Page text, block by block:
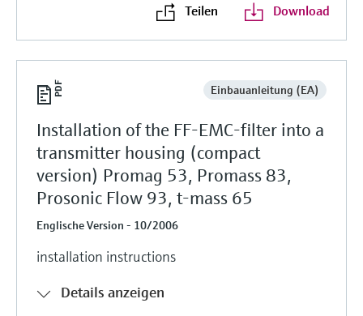
Teilen Download
Einbauanleitung (EA)
Installation of the FF-EMC-filter into a
transmitter housing (compact
version) Promag 53, Promass 83,
Prosonic Flow 93, t-mass 65
Englische Version - 10/2006
installation instructions
Details anzeigen